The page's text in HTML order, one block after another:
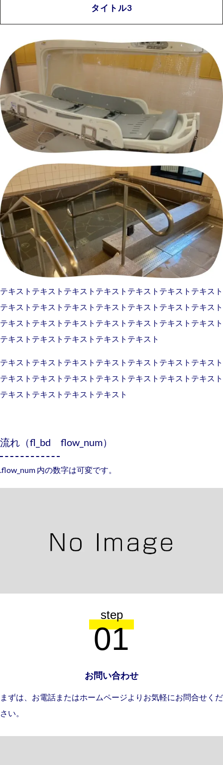
タイトル3
テキストテキストテキストテキストテキストテキストテキスト
テキストテキストテキストテキストテキストテキストテキスト
テキストテキストテキストテキストテキストテキストテキスト
テキストテキストテキストテキストテキスト
テキストテキストテキストテキストテキストテキストテキスト
テキストテキストテキストテキストテキストテキストテキスト
テキストテキストテキストテキスト
流れ（fl_bd flow_num）
.flow_num 内の数字は可変です。
step
01
お問い合わせ
まずは、お電話またはホームページよりお気軽にお問合せくだ
さい。